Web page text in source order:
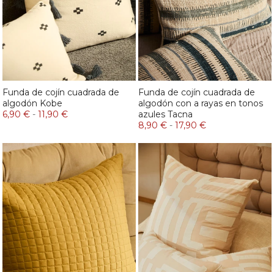
Funda de cojín cuadrada de
algodón Kobe
6,90 € - 11,90 €
Funda de cojín cuadrada de
algodón con a rayas en tonos
azules Tacna
8,90 € - 17,90 €